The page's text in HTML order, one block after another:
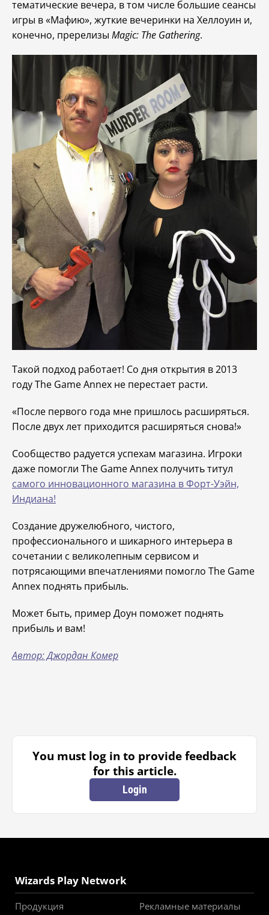
тематические вечера, в том числе большие сеансы
игры в «Мафию», жуткие вечеринки на Хеллоуин и,
конечно, пререлизы Magic: The Gathering.
Такой подход работает! Со дня открытия в 2013
году The Game Annex не перестает расти.
«После первого года мне пришлось расширяться.
После двух лет приходится расширяться снова!»
Сообщество радуется успехам магазина. Игроки
даже помогли The Game Annex получить титул
самого инновационного магазина в Форт-Уэйн,
Индиана!
Создание дружелюбного, чистого,
профессионального и шикарного интерьера в
сочетании с великолепным сервисом и
потрясающими впечатлениями помогло The Game
Annex поднять прибыль.
Может быть, пример Доун поможет поднять
прибыль и вам!
Автор: Джордан Комер
You must log in to provide feedback
for this article.
Login
Wizards Play Network
Продукция
Рекламные материалы